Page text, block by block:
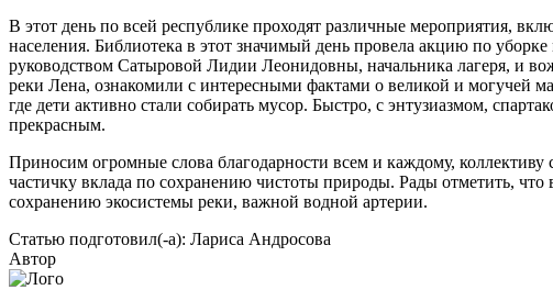
В этот день по всей республике проходят различные мероприятия,
населения. Библиотека в этот значимый день провела акцию по
руководством Сатыровой Лидии Леонидовны, начальника лагеря, и
реки Лена, ознакомили с интересными фактами о великой и могучей
где дети активно стали собирать мусор. Быстро, с энтузиазмом,
прекрасным.
Приносим огромные слова благодарности всем и каждому,
частичку вклада по сохранению чистоты природы. Рады отметить,
сохранению экосистемы реки, важной водной артерии.
Статью подготовил(-а): Лариса Андросова
Автор